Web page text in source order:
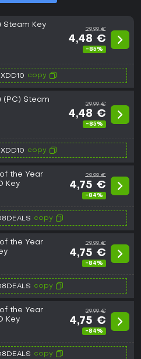
Steam Key
29,99 €
4,48 €
-85%
copy
(PC) Steam
29,99 €
4,48 €
-85%
copy
the Year
Key
29,99 €
4,75 €
-84%
copy
the Year
29,99 €
4,75 €
-84%
copy
the Year
Key
29,99 €
4,75 €
-84%
copy